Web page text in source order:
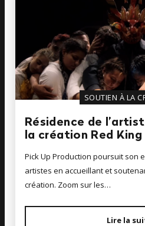
SOUTIEN À LA
Résidence de
la création Red King
Pick Up Production poursuit son
artistes en accueillant et
création. Zoom sur les…
Lire la